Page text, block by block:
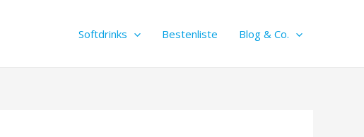
Softdrinks Bestenliste Blog & Co.